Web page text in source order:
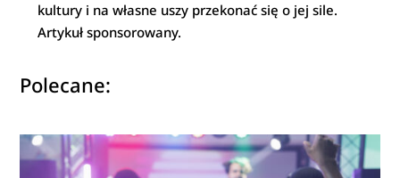
kultury i na własne uszy przekonać się o jej sile.
Artykuł sponsorowany.
Polecane: